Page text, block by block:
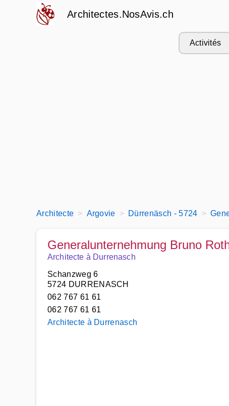
Architectes.NosAvis.ch
Activités
Architecte Argovie Dürrenäsch - 5724
Generalunternehmung Bruno
Architecte à Durrenasch
Schanzweg 6
5724 DURRENASCH
062 767 61 61
062 767 61 61
Architecte à Durrenasch